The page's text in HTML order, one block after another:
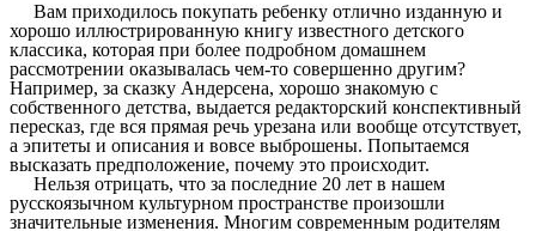
Вам приходилось покупать ребенку отлично изданную и
хорошо иллюстрированную книгу известного детского
классика, которая при более подробном домашнем
рассмотрении оказывалась чем-то совершенно другим?
Например, за сказку Андерсена, хорошо знакомую с
собственного детства, выдается редакторский конспективный
пересказ, где вся прямая речь урезана или вообще отсутствует,
а эпитеты и описания и вовсе выброшены. Попытаемся
высказать предположение, почему это происходит.
Нельзя отрицать, что за последние 20 лет в нашем
русскоязычном культурном пространстве произошли
значительные изменения. Многим современным родителям